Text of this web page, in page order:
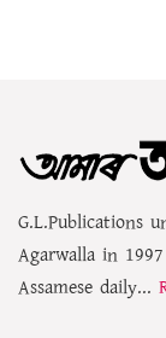
G.L.Publications
Agarwalla in
Assamese daily...